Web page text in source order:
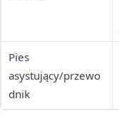
Pies
asystujący/przewo
dnik